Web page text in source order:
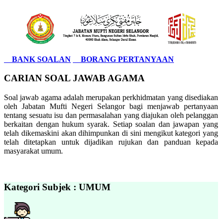
BANK SOALAN BORANG PERTANYAAN
CARIAN SOAL JAWAB AGAMA
Soal jawab agama adalah merupakan perkhidmatan yang disediakan
oleh Jabatan Mufti Negeri Selangor bagi menjawab pertanyaan
tentang sesuatu isu dan permasalahan yang diajukan oleh pelanggan
berkaitan dengan hukum syarak. Setiap soalan dan jawapan yang
telah dikemaskini akan dihimpunkan di sini mengikut kategori yang
telah ditetapkan untuk dijadikan rujukan dan panduan kepada
masyarakat umum.
Kategori Subjek : UMUM